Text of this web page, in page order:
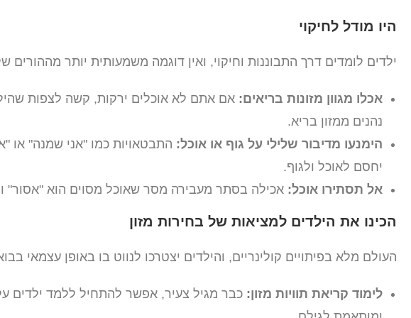
היו מודל לחיקוי
ילדים לומדים דרך התבוננות וחיקוי, ואין דוגמה משמעותית יותר
אכלו מגוון מזונות בריאים: אם אתם לא אוכלים ירקות, קשה לצפות
נהנים ממזון בריא.
הימנעו מדיבור שלילי על גוף או אוכל: התבטאויות כמו "אני שמנה" או
יחסם לאוכל ולגוף.
אל תסתירו אוכל: אכילה בסתר מעבירה מסר שאוכל מסוים הוא "אסור"
הכינו את הילדים למציאות של בחירות מזון
העולם מלא בפיתויים קולינריים, והילדים יצטרכו לנווט בו באופן עצמאי
לימוד קריאת תוויות מזון: כבר מגיל צעיר, אפשר להתחיל ללמד ילדים על